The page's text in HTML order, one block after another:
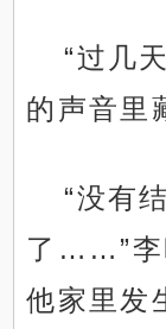
“过几
的声音里
“没有
了……”李
他家里发